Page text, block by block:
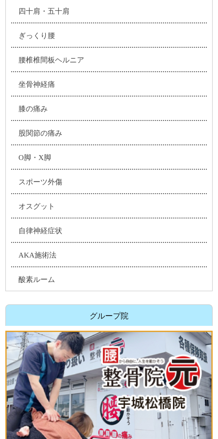
四十肩・五十肩
ぎっくり腰
腰椎椎間板ヘルニア
坐骨神経痛
膝の痛み
股関節の痛み
O脚・X脚
スポーツ外傷
オスグット
自律神経症状
AKA施術法
酸素ルーム
グループ院